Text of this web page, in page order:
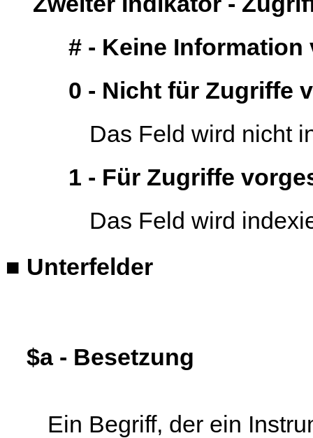
# - Keine Information
0 - Nicht für Zugriffe
Das Feld wird nicht
1 - Für Zugriffe
Das Feld wird
■ Unterfelder
$a - Besetzung
Ein Begriff, der ein